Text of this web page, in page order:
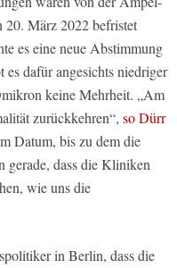
20. März 2022 befristet
es eine neue Abstimmung
dafür angesichts niedriger
keine Mehrheit. „Am
zurückkehren“, so Dürr
Datum, bis zu dem die
gerade, dass die Kliniken
wie uns die
in Berlin, dass die